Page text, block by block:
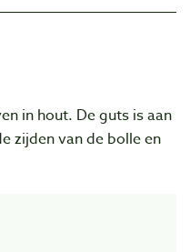
in hout. De guts is aan
zijden van de bolle en